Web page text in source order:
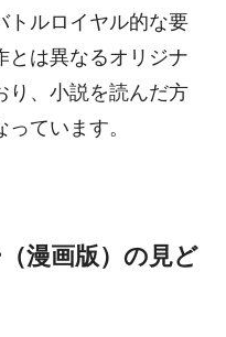
トルロイヤル的な要
とは異なるオリジナ
り、小説を読んだ方
ています。
漫画版）の見ど